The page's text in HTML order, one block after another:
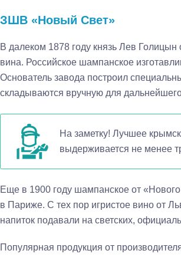
ЗШВ «Новый Свет»
В далеком 1878 году князь Лев Голицын
вина. Российское шампанское
Основатель завода построил
складываются вручную для
На заметку! Лучшее
выдерживается не менее
Еще в 1900 году шампанское от
в Париже. С тех пор игристое вино от
напиток подавали на светских,
Популярная продукция от